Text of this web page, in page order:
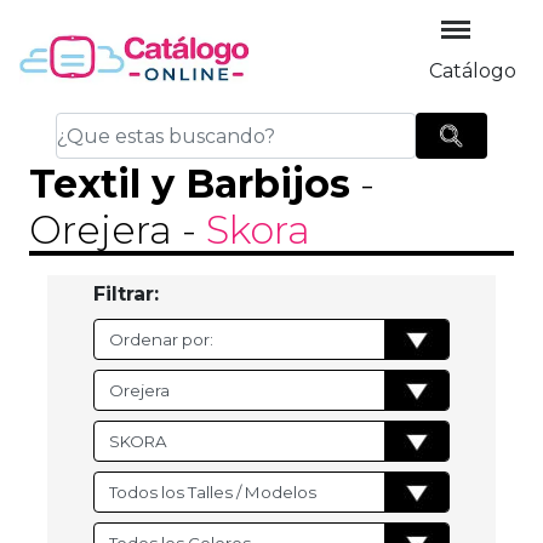
Catálogo
Textil y Barbijos -
Orejera - Skora
Filtrar: